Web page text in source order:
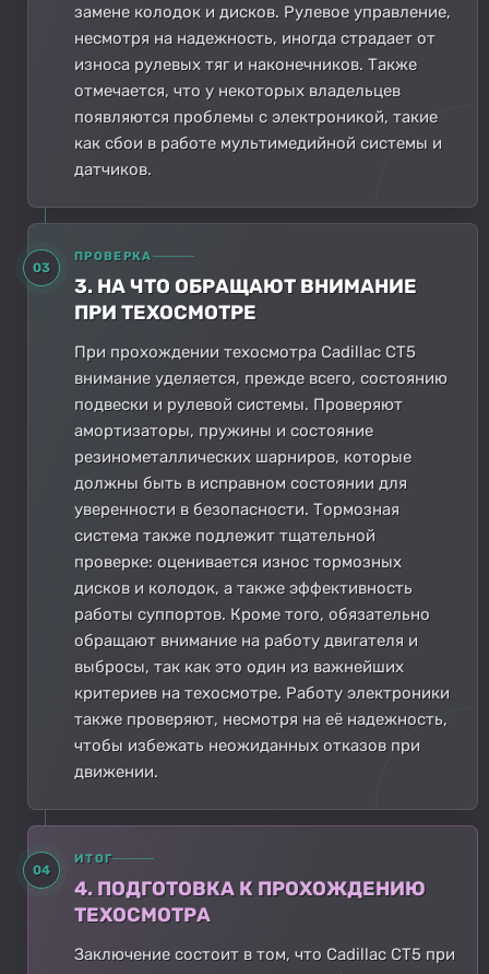
замене колодок и дисков. Рулевое управление,
несмотря на надежность, иногда страдает от
износа рулевых тяг и наконечников. Также
отмечается, что у некоторых владельцев
появляются проблемы с электроникой, такие
как сбои в работе мультимедийной системы и
датчиков.
03
ПРОВЕРКА
3. НА ЧТО ОБРАЩАЮТ ВНИМАНИЕ
ПРИ ТЕХОСМОТРЕ
При прохождении техосмотра Cadillac CT5
внимание уделяется, прежде всего, состоянию
подвески и рулевой системы. Проверяют
амортизаторы, пружины и состояние
резинометаллических шарниров, которые
должны быть в исправном состоянии для
уверенности в безопасности. Тормозная
система также подлежит тщательной
проверке: оценивается износ тормозных
дисков и колодок, а также эффективность
работы суппортов. Кроме того, обязательно
обращают внимание на работу двигателя и
выбросы, так как это один из важнейших
критериев на техосмотре. Работу электроники
также проверяют, несмотря на её надежность,
чтобы избежать неожиданных отказов при
движении.
04
ИТОГ
4. ПОДГОТОВКА К ПРОХОЖДЕНИЮ
ТЕХОСМОТРА
Заключение состоит в том, что Cadillac CT5 при